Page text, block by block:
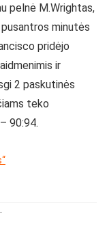
pelnė M.Wrightas,
minutės
pridėjo
ir
2 paskutinės
teko
90:94.